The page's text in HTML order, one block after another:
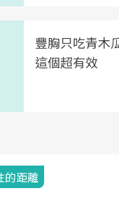
豐胸只吃青木
這個超有效
距離